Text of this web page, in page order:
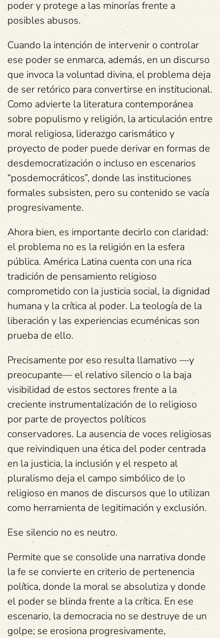
poder y protege a las minorías frente a
posibles abusos.
Cuando la intención de intervenir o controlar
ese poder se enmarca, además, en un discurso
que invoca la voluntad divina, el problema deja
de ser retórico para convertirse en institucional.
Como advierte la literatura contemporánea
sobre populismo y religión, la articulación entre
moral religiosa, liderazgo carismático y
proyecto de poder puede derivar en formas de
desdemocratización o incluso en escenarios
“posdemocráticos”, donde las instituciones
formales subsisten, pero su contenido se vacía
progresivamente.
Ahora bien, es importante decirlo con claridad:
el problema no es la religión en la esfera
pública. América Latina cuenta con una rica
tradición de pensamiento religioso
comprometido con la justicia social, la dignidad
humana y la crítica al poder. La teología de la
liberación y las experiencias ecuménicas son
prueba de ello.
Precisamente por eso resulta llamativo —y
preocupante— el relativo silencio o la baja
visibilidad de estos sectores frente a la
creciente instrumentalización de lo religioso
por parte de proyectos políticos
conservadores. La ausencia de voces religiosas
que reivindiquen una ética del poder centrada
en la justicia, la inclusión y el respeto al
pluralismo deja el campo simbólico de lo
religioso en manos de discursos que lo utilizan
como herramienta de legitimación y exclusión.
Ese silencio no es neutro.
Permite que se consolide una narrativa donde
la fe se convierte en criterio de pertenencia
política, donde la moral se absolutiza y donde
el poder se blinda frente a la crítica. En ese
escenario, la democracia no se destruye de un
golpe; se erosiona progresivamente,